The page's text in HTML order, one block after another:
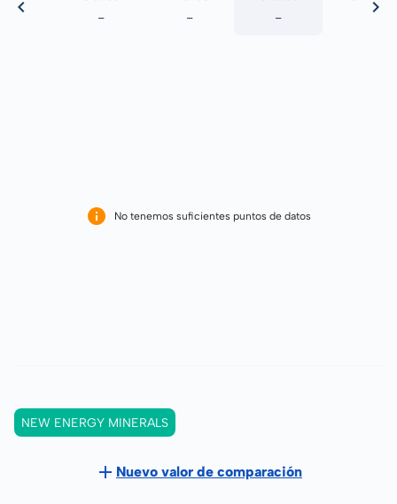
- - -
No tenemos suficientes puntos de datos
NEW ENERGY MINERALS
Nuevo valor de comparación